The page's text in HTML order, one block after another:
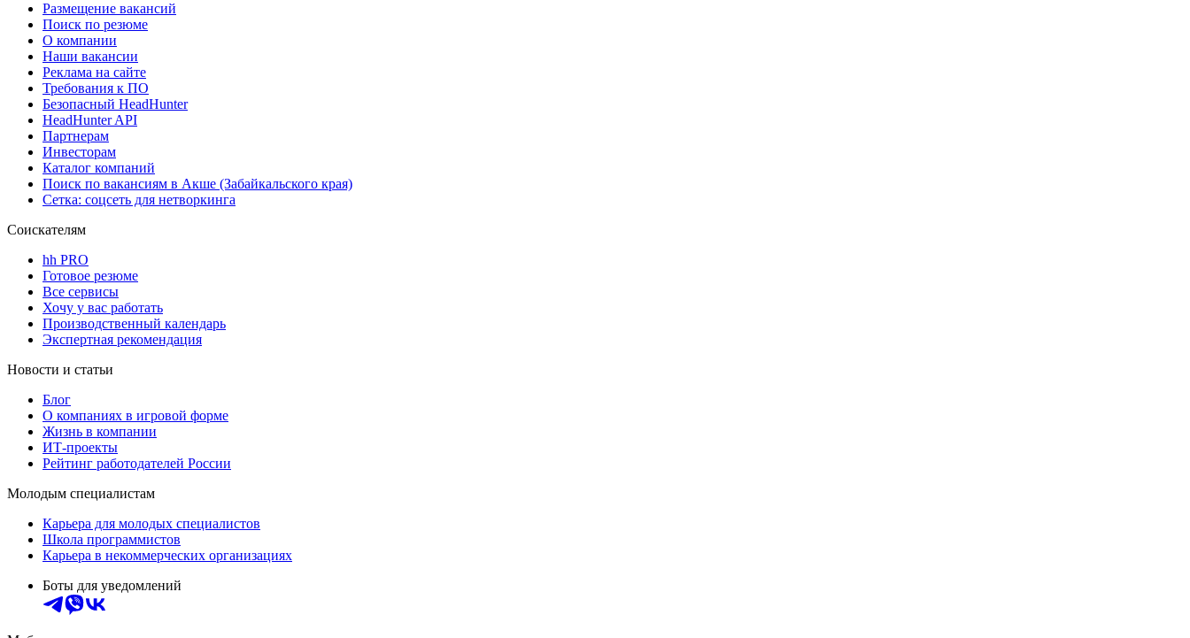
Размещение вакансий
Поиск по резюме
О компании
Наши вакансии
Реклама на сайте
Требования к ПО
Безопасный HeadHunter
HeadHunter API
Партнерам
Инвесторам
Каталог компаний
Поиск по вакансиям в Акше (Забайкальского края)
Сетка: соцсеть для нетворкинга
Соискателям
hh PRO
Готовое резюме
Все сервисы
Хочу у вас работать
Производственный календарь
Экспертная рекомендация
Новости и статьи
Блог
О компаниях в игровой форме
Жизнь в компании
ИТ-проекты
Рейтинг работодателей России
Молодым специалистам
Карьера для молодых специалистов
Школа программистов
Карьера в некоммерческих организациях
Боты для уведомлений